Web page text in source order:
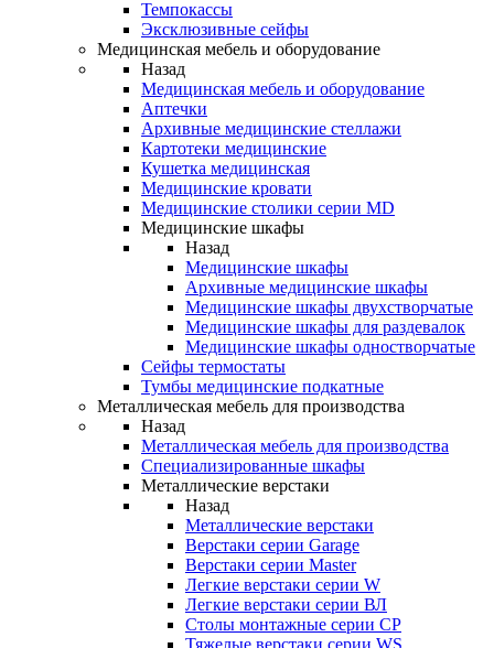
Темпокассы
Эксклюзивные сейфы
Медицинская мебель и оборудование
Назад
Медицинская мебель и оборудование
Аптечки
Архивные медицинские стеллажи
Картотеки медицинские
Кушетка медицинская
Медицинские кровати
Медицинские столики серии MD
Медицинские шкафы
Назад
Медицинские шкафы
Архивные медицинские шкафы
Медицинские шкафы двухстворчатые
Медицинские шкафы для раздевалок
Медицинские шкафы одностворчатые
Сейфы термостаты
Тумбы медицинские подкатные
Металлическая мебель для производства
Назад
Металлическая мебель для производства
Cпециализированные шкафы
Металлические верстаки
Назад
Металлические верстаки
Верстаки серии Garage
Верстаки серии Master
Легкие верстаки серии W
Легкие верстаки серии ВЛ
Столы монтажные серии СР
Тяжелые верстаки серии WS